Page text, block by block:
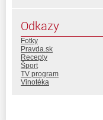
Odkazy
Fotky
Pravda.sk
Recepty
Šport
TV program
Vinotéka